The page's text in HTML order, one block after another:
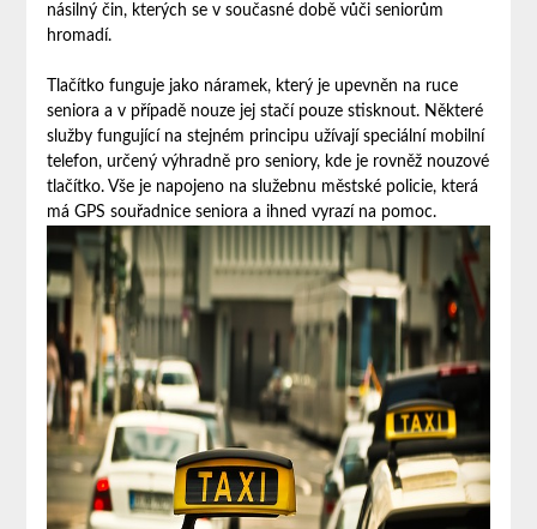
násilný čin, kterých se v současné době vůči seniorům
hromadí.
Tlačítko funguje jako náramek, který je upevněn na ruce
seniora a v případě nouze jej stačí pouze stisknout. Některé
služby fungující na stejném principu užívají speciální mobilní
telefon, určený výhradně pro seniory, kde je rovněž nouzové
tlačítko. Vše je napojeno na služebnu městské policie, která
má GPS souřadnice seniora a ihned vyrazí na pomoc.